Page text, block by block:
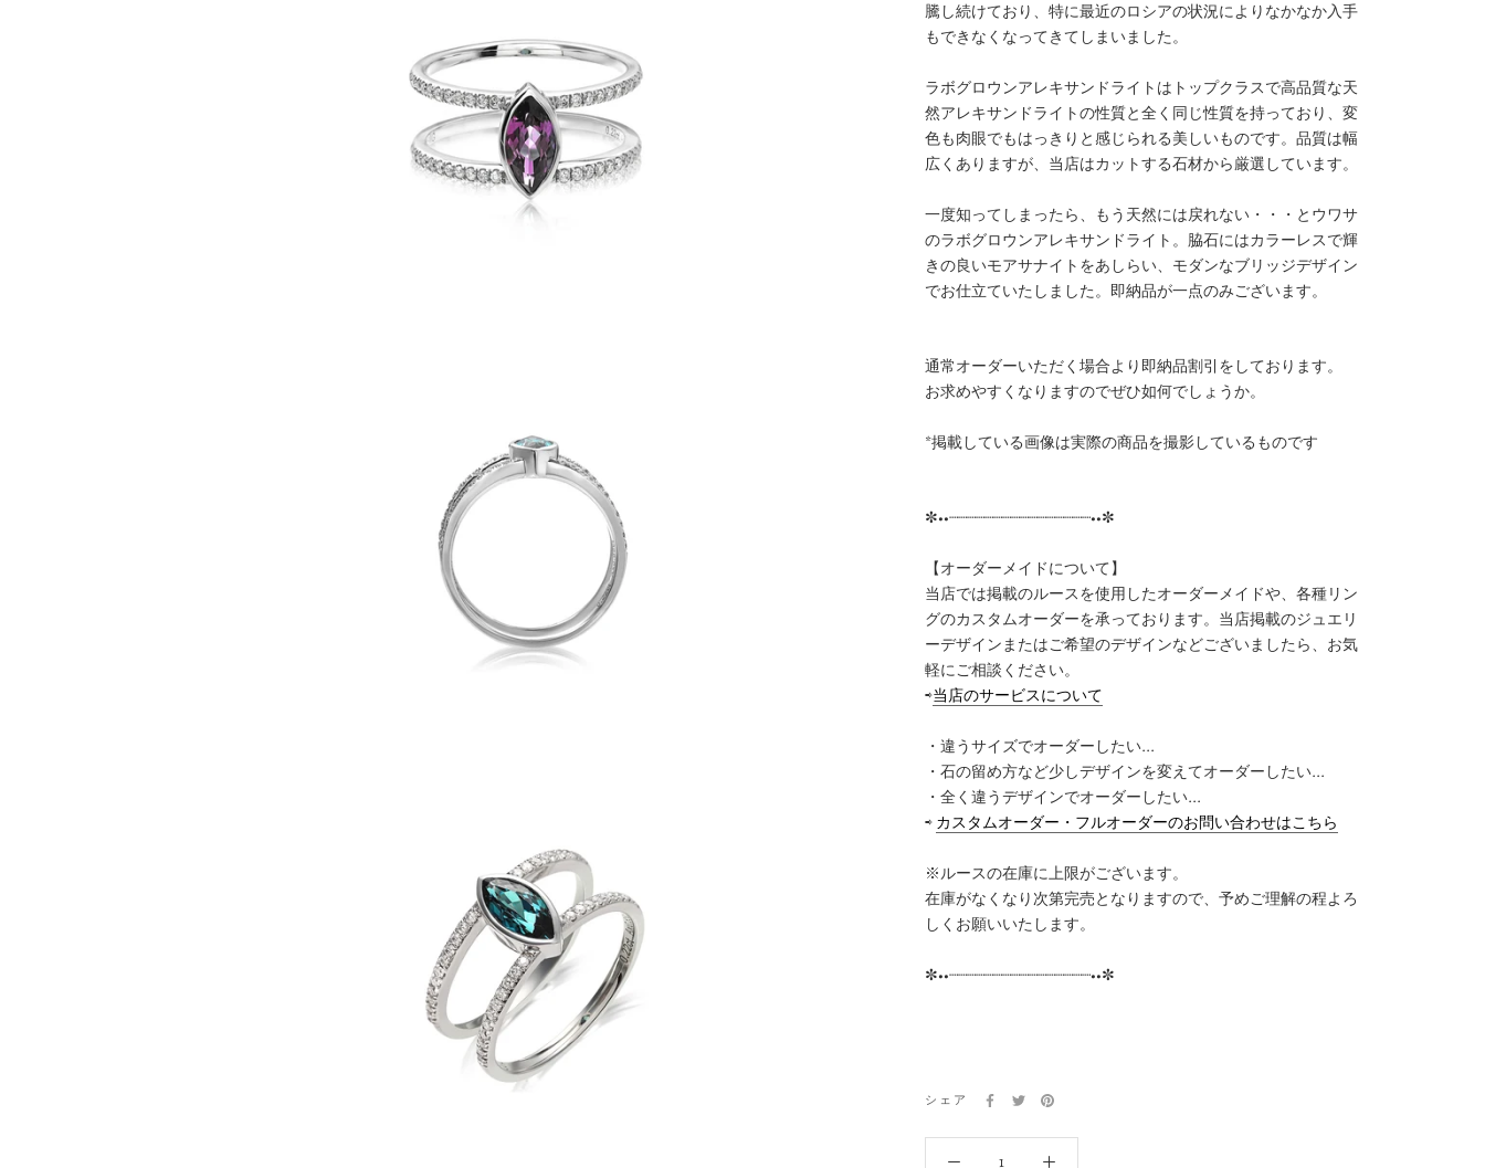
騰し続けており、特に最近のロシアの状況によりなかなか入手
もできなくなってきてしまいました。
ラボグロウンアレキサンドライトはトップクラスで高品質な天
然アレキサンドライトの性質と全く同じ性質を持っており、変
色も肉眼でもはっきりと感じられる美しいものです。品質は幅
広くありますが、当店はカットする石材から厳選しています。
一度知ってしまったら、もう天然には戻れない・・・とウワサ
のラボグロウンアレキサンドライト。脇石にはカラーレスで輝
きの良いモアサナイトをあしらい、モダンなブリッジデザイン
でお仕立ていたしました。即納品が一点のみございます。
通常オーダーいただく場合より即納品割引をしております。
お求めやすくなりますのでぜひ如何でしょうか。
*掲載している画像は実際の商品を撮影しているものです
✼••┈┈┈┈┈┈┈┈┈┈┈┈┈┈┈┈••✼
【オーダーメイドについて】
当店では掲載のルースを使用したオーダーメイドや、各種リン
グのカスタムオーダーを承っております。当店掲載のジュエリ
ーデザインまたはご希望のデザインなどございましたら、お気
軽にご相談ください。
⇨当店のサービスについて
・違うサイズでオーダーしたい...
・石の留め方など少しデザインを変えてオーダーしたい...
・全く違うデザインでオーダーしたい...
⇨ カスタムオーダー・フルオーダーのお問い合わせはこちら
※ルースの在庫に上限がございます。
在庫がなくなり次第完売となりますので、予めご理解の程よろ
しくお願いいたします。
✼••┈┈┈┈┈┈┈┈┈┈┈┈┈┈┈┈••✼
シェア